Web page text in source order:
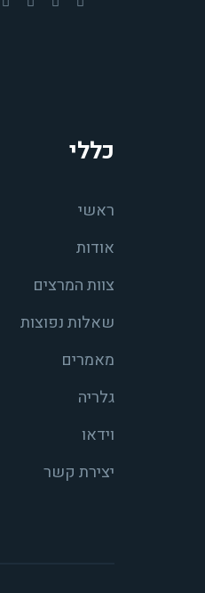
כללי
ראשי
אודות
צוות המרצים
שאלות נפוצות
מאמרים
גלריה
וידאו
יצירת קשר